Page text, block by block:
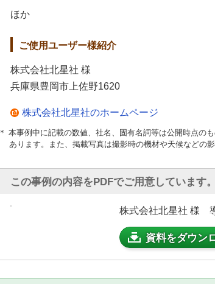
ほか
ご使用ユーザー様紹介
株式会社北星社 様
兵庫県豊岡市上佐野1620
株式会社北星社のホームページ
＊ 本事例中に記載の数値、社名、固有名詞等は公開時点の
あります。また、掲載写真は撮影時の機材や天候などの
この事例の内容をPDFでご用意しています
株式会社北星社 様
資料をダウン